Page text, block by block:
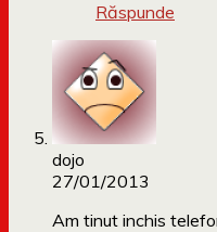
Răspunde
dojo
27/01/2013
Am tinut inchis